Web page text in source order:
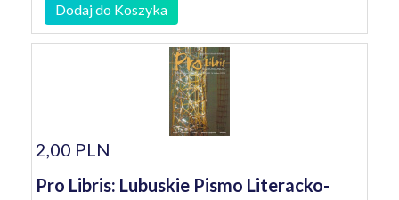
Dodaj do Koszyka
2,00 PLN
Pro Libris: Lubuskie Pismo Literacko-